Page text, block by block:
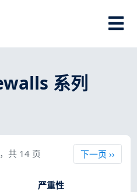
系列
共 14 页 下一页
下一页 ››
严重性